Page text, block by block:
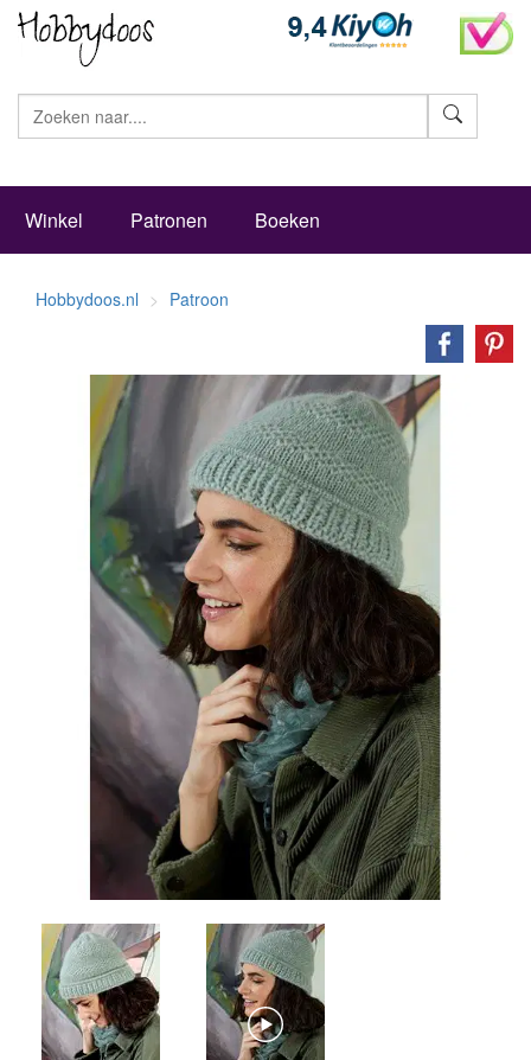
Winkel Patronen Boeken
Hobbydoos.nl Patroon